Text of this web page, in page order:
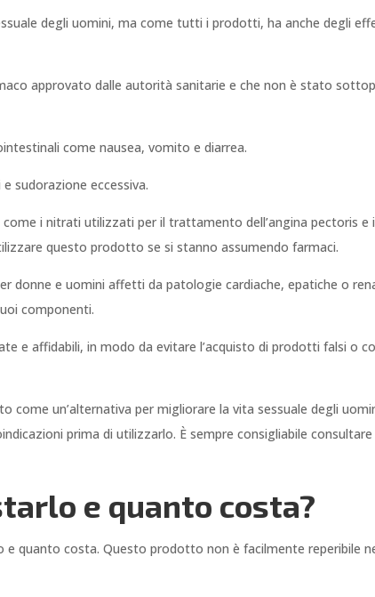
degli uomini, ma come tutti i prodotti, ha anche degli
approvato dalle autorità sanitarie e che non è stato
come nausea, vomito e diarrea.
sudorazione eccessiva.
i nitrati utilizzati per il trattamento dell’angina pectoris e
questo prodotto se si stanno assumendo farmaci.
donne e uomini affetti da patologie cardiache, epatiche o
componenti.
e affidabili, in modo da evitare l’acquisto di prodotti falsi o
un’alternativa per migliorare la vita sessuale degli
prima di utilizzarlo. È sempre consigliabile consultare
e quanto costa?
e quanto costa. Questo prodotto non è facilmente reperibile